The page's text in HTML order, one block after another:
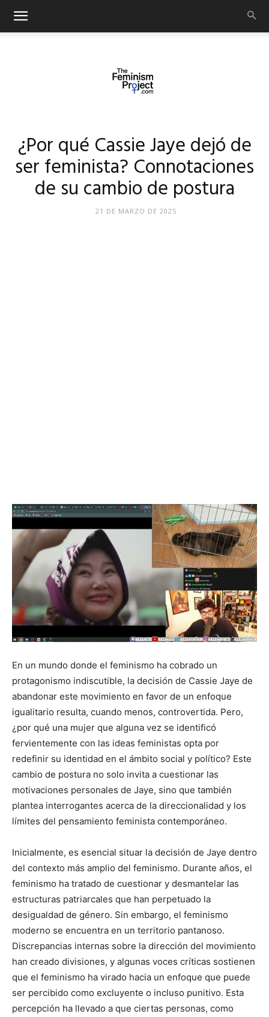
¿Por qué Cassie Jaye dejó de
ser feminista? Connotaciones
de su cambio de postura
21 DE MARZO DE 2025
En un mundo donde el feminismo ha cobrado un
protagonismo indiscutible, la decisión de Cassie Jaye de
abandonar este movimiento en favor de un enfoque
igualitario resulta, cuando menos, controvertida. Pero,
¿por qué una mujer que alguna vez se identificó
fervientemente con las ideas feministas opta por
redefinir su identidad en el ámbito social y político? Este
cambio de postura no solo invita a cuestionar las
motivaciones personales de Jaye, sino que también
plantea interrogantes acerca de la direccionalidad y los
límites del pensamiento feminista contemporáneo.
Inicialmente, es esencial situar la decisión de Jaye dentro
del contexto más amplio del feminismo. Durante años, el
feminismo ha tratado de cuestionar y desmantelar las
estructuras patriarcales que han perpetuado la
desigualdad de género. Sin embargo, el feminismo
moderno se encuentra en un territorio pantanoso.
Discrepancias internas sobre la dirección del movimiento
han creado divisiones, y algunas voces críticas sostienen
que el feminismo ha virado hacia un enfoque que puede
ser percibido como excluyente o incluso punitivo. Esta
percepción ha llevado a que ciertas personas, como